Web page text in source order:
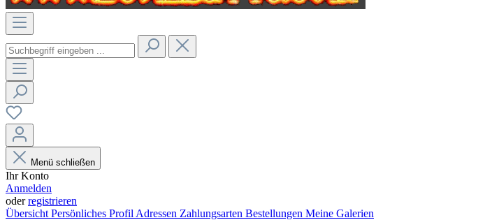
Menü schließen
Ihr Konto
Anmelden
oderregistrieren
Übersicht Persönliches Profil Adressen Zahlungsarten Bestellungen Meine Galerien